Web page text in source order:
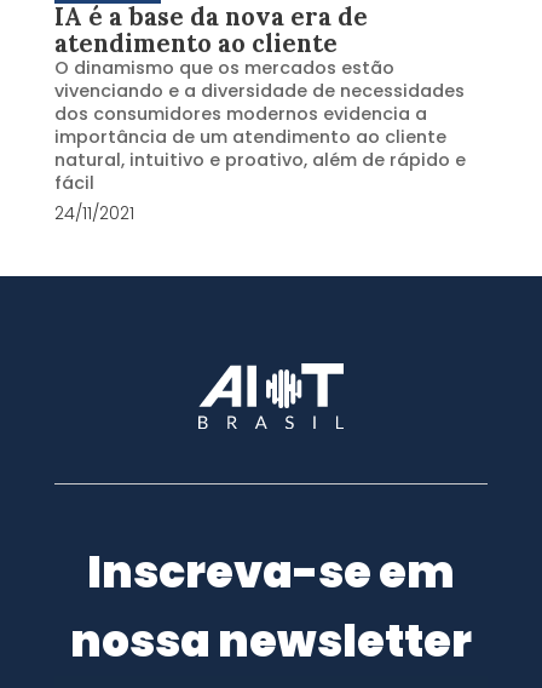
IA é a base da nova era de
atendimento ao cliente
O dinamismo que os mercados estão
vivenciando e a diversidade de necessidades
dos consumidores modernos evidencia a
importância de um atendimento ao cliente
natural, intuitivo e proativo, além de rápido e
fácil
24/11/2021
Inscreva-se em
nossa newsletter